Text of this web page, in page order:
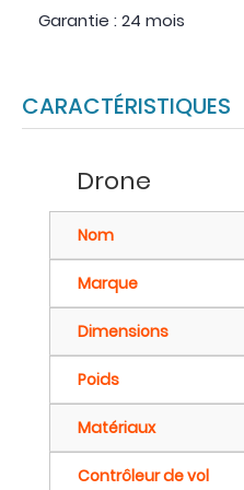
Garantie : 24 mois
CARACTÉRISTIQUES
Drone
Nom
Marque
Dimensions
Poids
Matériaux
Contrôleur de vol